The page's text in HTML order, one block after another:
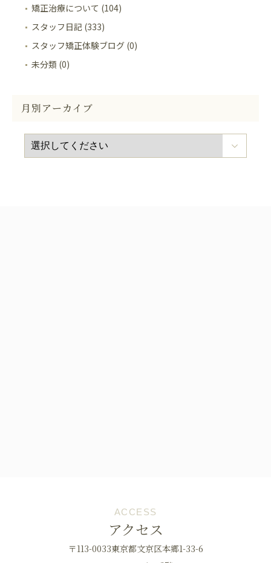
矯正治療について (104)
スタッフ日記 (333)
スタッフ矯正体験ブログ (0)
未分類 (0)
月別アーカイブ
ACCESS
アクセス
〒113-0033東京都文京区本郷1-33-6